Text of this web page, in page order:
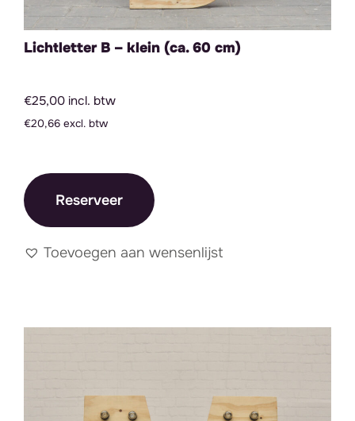
Lichtletter B – klein (ca. 60 cm)
€25,00 incl. btw
€20,66 excl. btw
Reserveer
Toevoegen aan wensenlijst